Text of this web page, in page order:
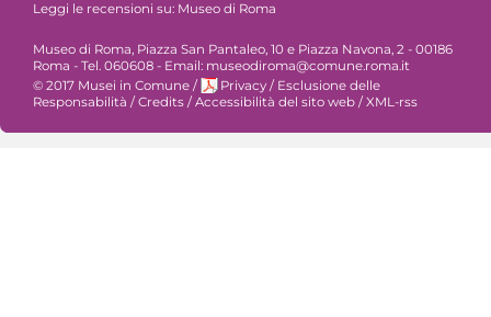
Leggi le recensioni su: Museo di Roma
Museo di Roma, Piazza San Pantaleo, 10 e Piazza Navona, 2 - 00186
Roma - Tel. 060608 - Email: museodiroma@comune.roma.it
© 2017 Musei in Comune / Privacy / Esclusione delle
Responsabilità /Credits /Accessibilità del sito web /XML-rss